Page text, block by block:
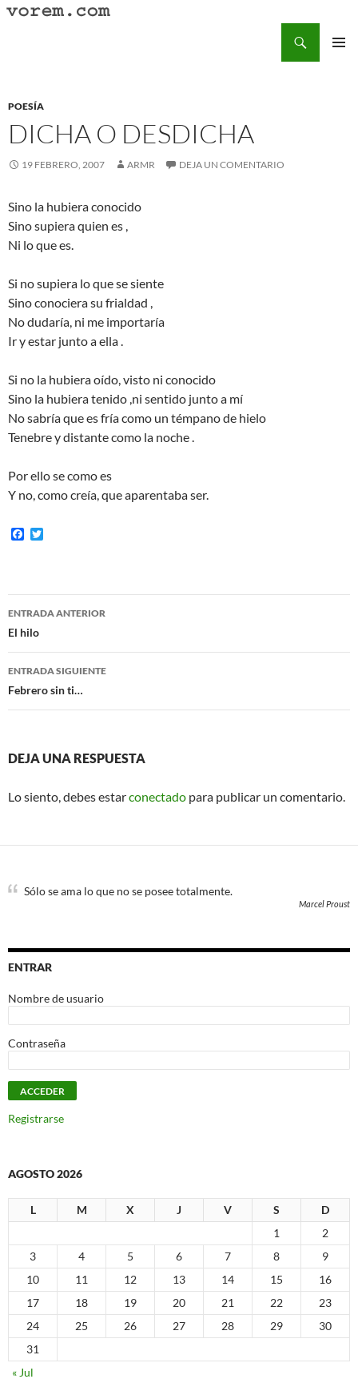
Saltar
POESÍA
DICHA O DESDICHA
19 FEBRERO, 2007 ARMR DEJA UN COMENTARIO
Sino la hubiera conocido
Sino supiera quien es ,
Ni lo que es.
Si no supiera lo que se siente
Sino conociera su frialdad ,
No dudaría, ni me importaría
Ir y estar junto a ella .
Si no la hubiera oído, visto ni conocido
Sino la hubiera tenido ,ni sentido junto a mí
No sabría que es fría como un témpano de hielo
Tenebre y distante como la noche .
Por ello se como es
Y no, como creía, que aparentaba ser.
F
o
o
e
r
Navegación
de
entradas
ENTRADA ANTERIOR
El hilo
ENTRADA SIGUIENTE
Febrero sin ti…
DEJA UNA RESPUESTA
Lo siento, debes estarconectado para publicar un comentario.
Sólo se ama lo que no se posee totalmente.
Marcel Proust
ENTRAR
Nombre de usuario
Contraseña
Registrarse
AGOSTO 2026
L M X J V S
D
1
2
3
4 5 6 7 8
9
10
11 12 13 14 15
16
17
18 19 20 21 22
23
24
25 26 27 28 29
30
31
« Jul